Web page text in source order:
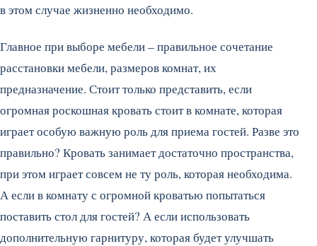
в этом случае жизненно необходимо.
Главное при выборе мебели – правильное сочетание
расстановки мебели, размеров комнат, их
предназначение. Стоит только представить, если
огромная роскошная кровать стоит в комнате, которая
играет особую важную роль для приема гостей. Разве это
правильно? Кровать занимает достаточно пространства,
при этом играет совсем не ту роль, которая необходима.
А если в комнату с огромной кроватью попытаться
поставить стол для гостей? А если использовать
дополнительную гарнитуру, которая будет улучшать